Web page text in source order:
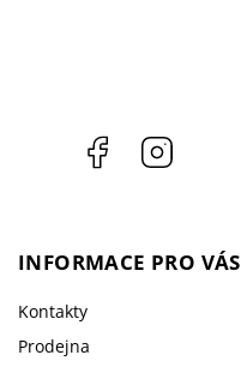
Facebook
INFORMACE PRO VÁS
Kontakty
Prodejna